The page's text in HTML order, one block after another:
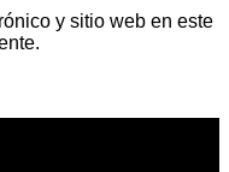
y sitio web en este